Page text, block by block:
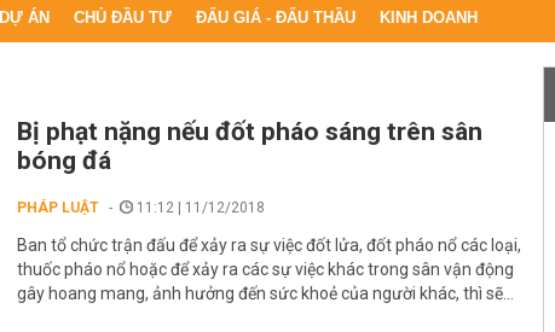
DỰ ÁN CHỦ ĐẦU TƯ ĐẤU GIÁ - ĐẤU THẦU KINH DOANH
Bị phạt nặng nếu đốt pháo sáng trên sân
bóng đá
PHÁP LUẬT 11:12 | 11/12/2018
Ban tổ chức trận đấu để xảy ra sự việc đốt lửa, đốt pháo nổ các loại,
thuốc pháo nổ hoặc để xảy ra các sự việc khác trong sân vận động
gây hoang mang, ảnh hưởng đến sức khoẻ của người khác, thì sẽ...